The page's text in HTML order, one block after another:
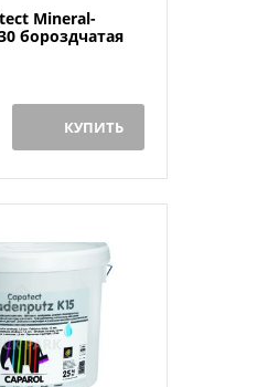
Mineral-
бороздчатая
КУПИТЬ